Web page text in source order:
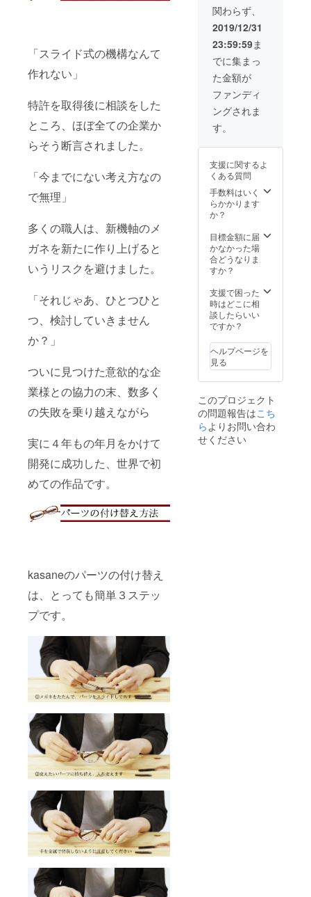
「スライド式の機構なんて
作れない」
特許を取得後に相談をした
ところ、ほぼ全ての企業か
らそう断言されました。
「今までにない考え方なの
で無理」
多くの職人は、新機軸のメ
ガネを新たに作り上げると
いうリスクを避けました。
「それじゃあ、ひとつひと
つ、検討していきません
か？」
ついに見つけた意欲的な企
業様との協力の末、数多く
の失敗を乗り越えながら
実に４年もの年月をかけて
開発に成功した、世界で初
めての作品です。
kasaneのパーツの付け替え
は、とっても簡単３ステッ
プです。
決ま
り！
パーツ
もセッ
トに含
おり、
しかも
店頭で
購入す
る際の
半額以
下での
ブラウ
ン系の
「kasa
ne」を
最大限
楽しむ
決ま
り！
販売は
行って
おりま
せんが
今回、
全ての
パーツ
が揃っ
た限定
の特別
意いた
しまし
た。 お
店では
手に入
らない
もセッ
トに含
まれて
店頭で
購入す
る際の
半額以
ご提供
です。
ネイ
ビー系
「kasa
ne」を
最大限
楽しむ
なら、
いしま
す。 メ
ガネの
聖地・
鯖江の
職人さ
んに施
工して
頂い
た、ブ
のパー
しめる
豪華
セッ
ト！ 通
常、
販売は
行って
おりま
せんが
全ての
パーツ
が揃っ
た限定
セット
をご用
意いた
しまし
店では
手に入
らない
希少な
パーツ
関わらず、
2019/12/31
23:59:59ま
でに集まっ
た金額が
ファンディ
ングされま
す。
支援に関するよ
くある質問
手数料はいく
らかかります
か？
目標金額に届
かなかった場
合どうなりま
すか？
支援で困った
時はどこに相
談したらいい
ですか？
ヘルプページを
見る
このプロジェクト
の問題報告はこち
ら よりお問い合わ
せください